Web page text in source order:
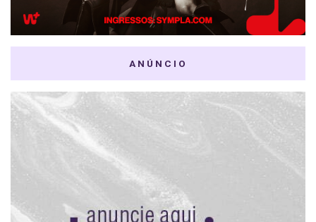
ANÚNCIO